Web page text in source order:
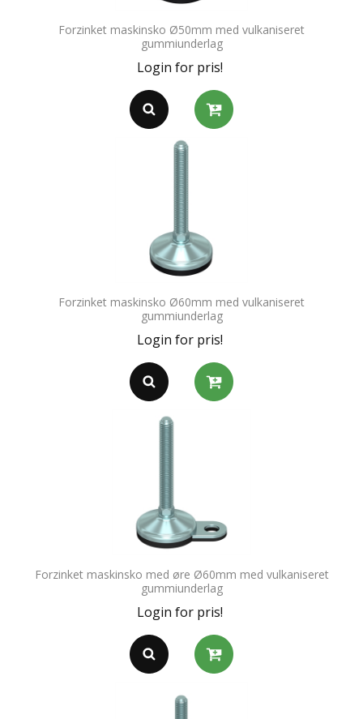
Forzinket maskinsko Ø50mm med vulkaniseret
gummiunderlag
Login for pris!
Forzinket maskinsko Ø60mm med vulkaniseret
gummiunderlag
Login for pris!
Forzinket maskinsko med øre Ø60mm med vulkaniseret
gummiunderlag
Login for pris!